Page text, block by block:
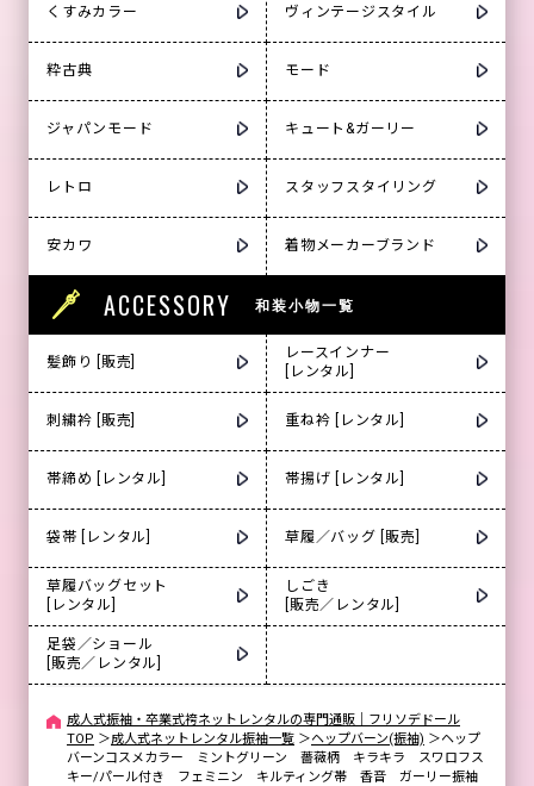
くすみカラー ヴィンテージスタイル
粋古典 モード
ジャパンモード キュート&ガーリー
レトロ スタッフスタイリング
安カワ 着物メーカーブランド
ACCESSORY 和装小物一覧
髪飾り [販売]
レースインナー
[レンタル]
刺繍衿 [販売] 重ね衿 [レンタル]
帯締め [レンタル] 帯揚げ [レンタル]
袋帯 [レンタル] 草履／バッグ [販売]
草履バッグセット
[レンタル]
しごき
[販売／レンタル]
足袋／ショール
[販売／レンタル]
成人式振袖・卒業式袴ネットレンタルの専門通販｜フリソデドール
TOP ＞成人式ネットレンタル振袖一覧 ＞ヘップバーン(振袖) ＞ヘップ
バーンコスメカラー ミントグリーン 薔薇柄 キラキラ スワロフス
キー/パール付き フェミニン キルティング帯 香音 ガーリー振袖